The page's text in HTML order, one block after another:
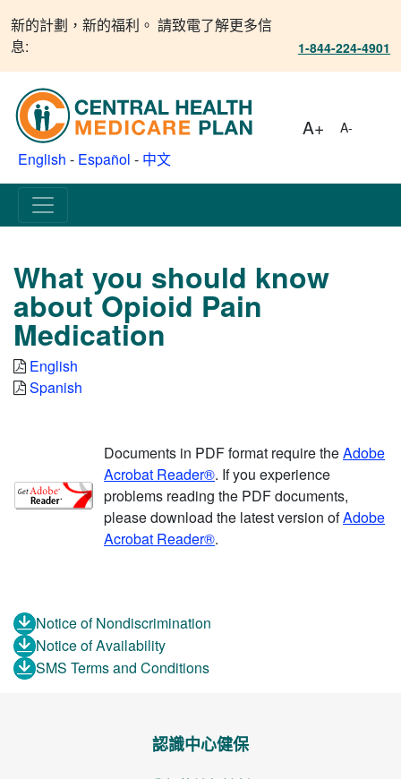
新的計劃，新的福利。 請致電了解更多信
息:
1-844-224-4901
English - Español - 中文
A+ A-
What you should know
about Opioid Pain
Medication
English
Spanish
Documents in PDF format require theAdobe
Acrobat Reader®. If you experience
problems reading the PDF documents,
please download the latest version ofAdobe
Acrobat Reader®.
Notice of Nondiscrimination
Notice of Availability
SMS Terms and Conditions
認識中心健保